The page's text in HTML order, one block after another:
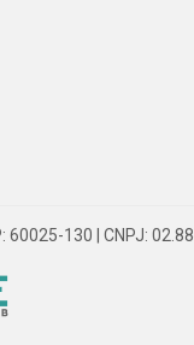
60025-130 | CNPJ: